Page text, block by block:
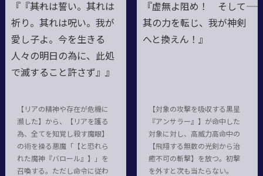
『『――其れは誓い。其れは
祈り。其れは呪い。我が
愛し子よ。今を生きる
人々の明日の為に、此処
で滅すること許さず』』
【リアの精神や存在が危機に
瀕した】から、【リアを護る
為、全てを知覚し殺す魔眼】
の術を操る悪魔「【と恐れら
れた魔神『バロール』】」を
召喚する。ただし命令に従わ
『虚無よ阻め！ そして――
其の力を転じ、我が神剣
へと換えん！』
【対象の攻撃を吸収する黒星
『アンサラー』】が命中した
対象に対し、高威力高命中の
【飛翔する無数の光剣から治
癒不可の斬撃】を放つ。初撃
を外すと次も当たらない。